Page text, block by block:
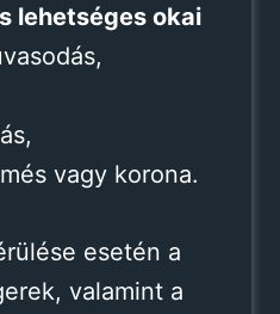
lehetséges okai
vagy korona.
esetén a
valamint a